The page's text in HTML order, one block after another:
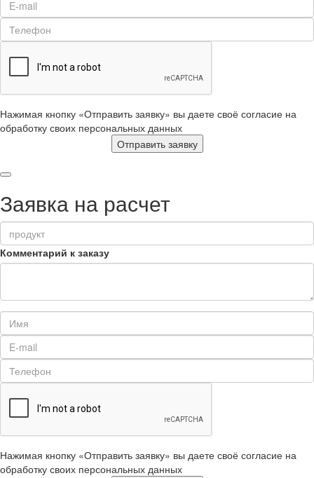
Нажимая кнопку «Отправить заявку» вы даете своё согласие на
обработку своих персональных данных
Отправить заявку
Заявка на расчет
Комментарий к заказу
Нажимая кнопку «Отправить заявку» вы даете своё согласие на
обработку своих персональных данных